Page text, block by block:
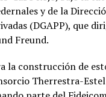
y de la
(DGAPP), que
Freund.
la construcción de
Therrestra-